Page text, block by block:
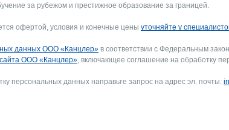
за рубежом и престижное образование за границей.
офертой, условия и конечные цены уточняйте у
данных ООО «Канцлер» в соответствии с Федеральным
ООО «Канцлер», включающее соглашение на обработку
персональных данных направьте запрос на адрес эл. почты: